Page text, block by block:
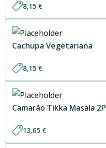
8,15 €
Cachupa Vegetariana
8,15 €
Camarão Tikka Masala 2P
13,65 €